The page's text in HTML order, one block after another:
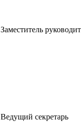
Заместитель
Ведущий секретарь